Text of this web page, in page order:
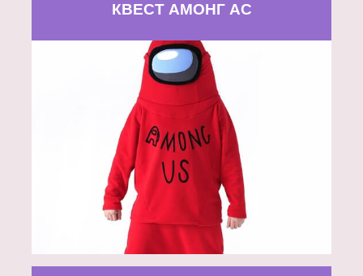
КВЕСТ АМОНГ АС